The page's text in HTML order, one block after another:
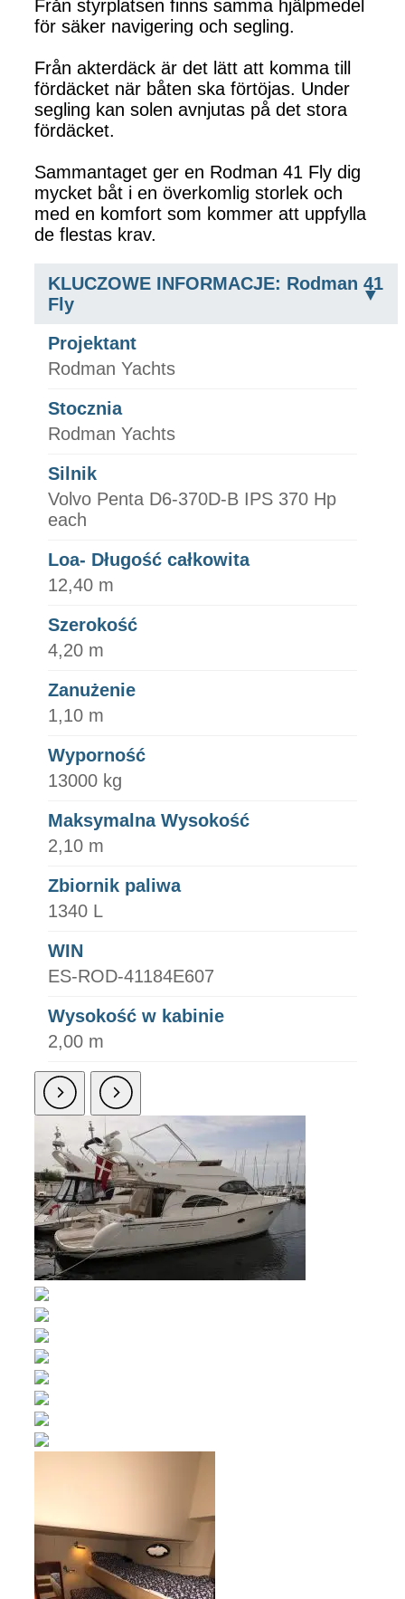
Från styrplatsen finns samma hjälpmedel
för säker navigering och segling.
Från akterdäck är det lätt att komma till
fördäcket när båten ska förtöjas. Under
segling kan solen avnjutas på det stora
fördäcket.
Sammantaget ger en Rodman 41 Fly dig
mycket båt i en överkomlig storlek och
med en komfort som kommer att uppfylla
de flestas krav.
KLUCZOWE INFORMACJE: Rodman 41
Fly
Projektant
Rodman Yachts
Stocznia
Rodman Yachts
Silnik
Volvo Penta D6-370D-B IPS 370 Hp
each
Loa- Długość całkowita
12,40 m
Szerokość
4,20 m
Zanużenie
1,10 m
Wyporność
13000 kg
Maksymalna Wysokość
2,10 m
Zbiornik paliwa
1340 L
WIN
ES-ROD-41184E607
Wysokość w kabinie
2,00 m